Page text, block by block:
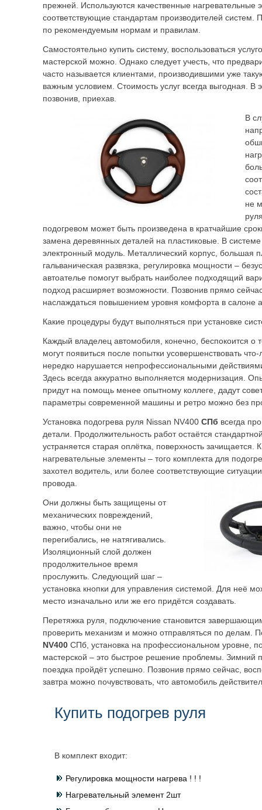
прежней. Используются качественные нагревательные
соответствующие стандартам производителей систем.
по рекомендуемым нормам и правилам.
Самостоятельно купить систему, воспользоваться
мастерской можно. Однако следует учесть, что
часто называется клиентами, производившими уже
важным условием. Стоимость услуг всегда выгодная. В
позвонив, приехав.
В
не
подогревом может быть произведена в кратчайшие
замена деревянных деталей на пластиковые. В
электронный модуль. Металлический корпус, большая
гальваническая развязка, регулировка мощности –
автоателье помогут выбрать наиболее подходящий
подход расширяет возможности. Позвонив прямо
наслаждаться повышением уровня комфорта в салоне
Какие процедуры будут выполняться при установке
Каждый владелец автомобиля, конечно, беспокоится о
могут появиться после попытки усовершенствовать
нередко нарушается непрофессиональными
Здесь всегда аккуратно выполняется модернизация.
придут на помощь менее опытному коллеге, дадут
параметры современной машины и ретро можно без
Установка подогрева руля Nissan NV400 СПб всегда
детали. Продолжительность работ остаётся
устраняется старая оплётка, поверхность зачищается.
нагревательные элементы – того комплекта для
захотел водитель, или более соответствующие
провода.
Они должны быть защищены от
механических повреждений,
важно, чтобы они не
перегибались, не натягивались.
Изоляционный слой должен
продолжительное время
прослужить. Следующий шаг –
установка кнопки для управления системой. Для неё
место изначально или же его придётся создавать.
Перетяжка руля, подключение становится
проверить механизм и можно отправляться по делам.
NV400 СПб, установка на профессиональном уровне,
мастерской – это быстрое решение проблемы. Зимний
поездка пройдёт успешно. Позвонив прямо сейчас,
завтра можно почувствовать, что автомобиль
Купить подогрев руля
В комплект входит:
Регулировка мощности нагрева ! ! !
Нагревательный элемент 2шт